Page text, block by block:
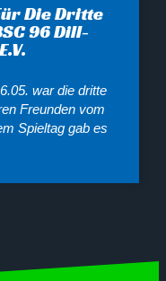
Die Dritte
96 Dill-
war die dritte
Freunden vom
Spieltag gab es